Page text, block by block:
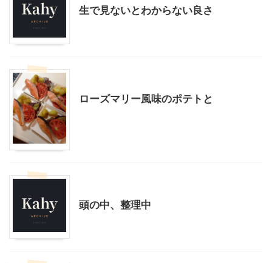
生で見ないとわからない良さ
ローズマリー風味のポテトと
頭の中、整理中